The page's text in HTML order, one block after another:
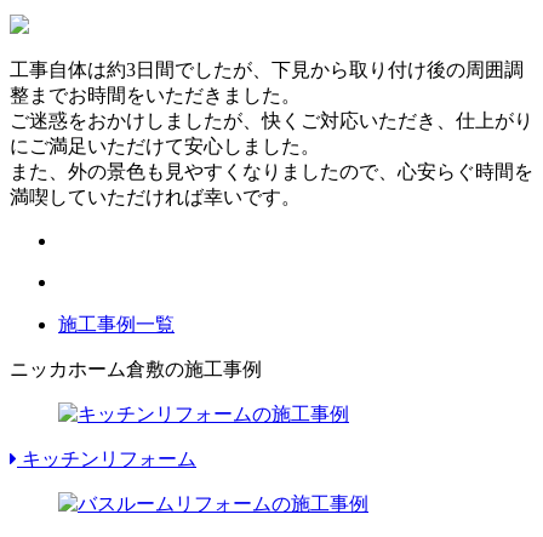
工事自体は約3日間でしたが、下見から取り付け後の周囲調
整までお時間をいただきました。
ご迷惑をおかけしましたが、快くご対応いただき、仕上がり
にご満足いただけて安心しました。
また、外の景色も見やすくなりましたので、心安らぐ時間を
満喫していただければ幸いです。
施工事例一覧
ニッカホーム倉敷の施工事例
キッチンリフォーム